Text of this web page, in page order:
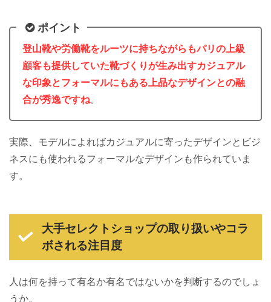
ポイント
登山靴や労働靴をルーツに持ちながらもパリの上級
顧客も提供していた靴づくりが生み出すカジュアル
な印象とフォーマルにもある上品なデザインとの融
合が秀逸ですね。
実際、モデルによればカジュアルに寄ったデザインとビジ
ネスにも使われるフォーマルなデザインも作られていま
す。
大手セレクトショップの取り扱いやコラ
ボされる注目度
人は何を持って有名か有名ではないかを判断するのでしょ
うか。